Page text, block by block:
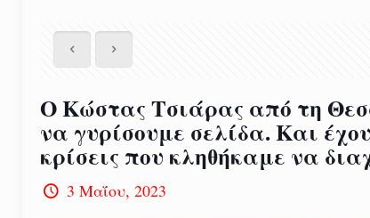
Ο Κώστας Τσιάρας από τη
να γυρίσουμε σελίδα. Και
κρίσεις που κληθήκαμε να
3 Μαΐου, 2023